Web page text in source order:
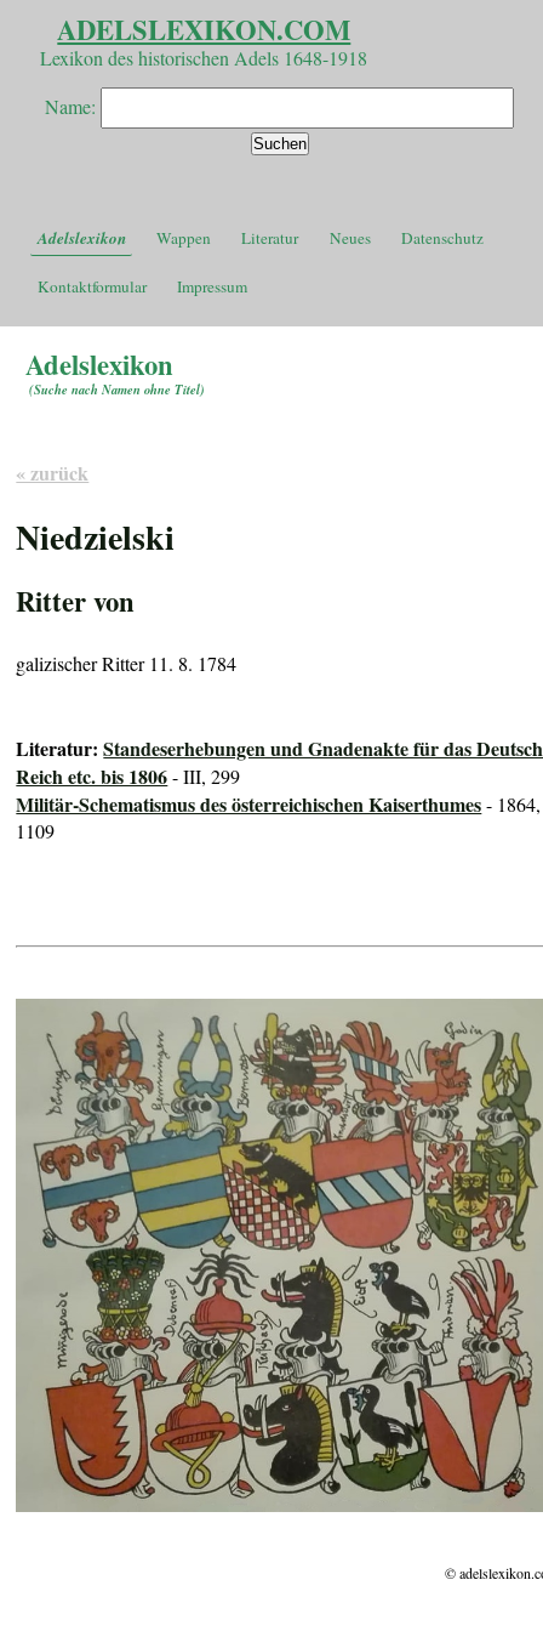
ADELSLEXIKON.COM
Lexikon des historischen Adels 1648-1918
Name:
Adelslexikon Wappen Literatur Neues Datenschutz
Kontaktformular Impressum
Adelslexikon
(Suche nach Namen ohne Titel)
« zurück
Niedzielski
Ritter von
galizischer Ritter 11. 8. 1784
Literatur:Standeserhebungen und Gnadenakte für das
Reich etc. bis 1806- III, 299
Militär-Schematismus des österreichischen Kaiserthumes- 1864,
1109
©